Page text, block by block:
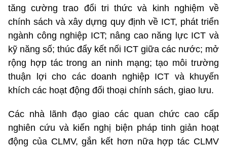
tăng cường trao đổi tri thức và kinh nghiệm về
chính sách và xây dựng quy định về ICT, phát triển
ngành công nghiệp ICT; nâng cao năng lực ICT và
kỹ năng số; thúc đẩy kết nối ICT giữa các nước; mở
rộng hợp tác trong an ninh mạng; tạo môi trường
thuận lợi cho các doanh nghiệp ICT và khuyến
khích các hoạt động đối thoại chính sách, giao lưu.
Các nhà lãnh đạo giao các quan chức cao cấp
nghiên cứu và kiến nghị biện pháp tinh giản hoạt
động của CLMV, gắn kết hơn nữa hợp tác CLMV